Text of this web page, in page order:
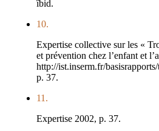
îbid.
10.
Expertise collective sur les «
et prévention chez l’enfant et
http://ist.inserm.fr/
p. 37.
11.
Expertise 2002, p. 37.